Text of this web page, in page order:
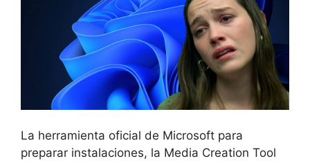
La herramienta oficial de Microsoft para
preparar instalaciones, la Media Creation Tool